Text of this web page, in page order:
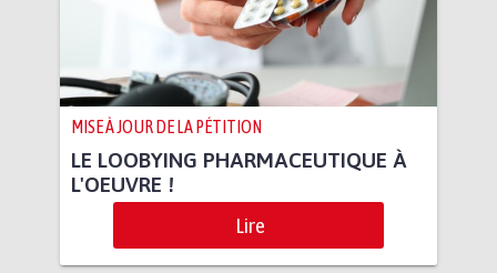
MISE À JOUR DE LA PÉTITION
LE LOOBYING PHARMACEUTIQUE À
L'OEUVRE !
Lire